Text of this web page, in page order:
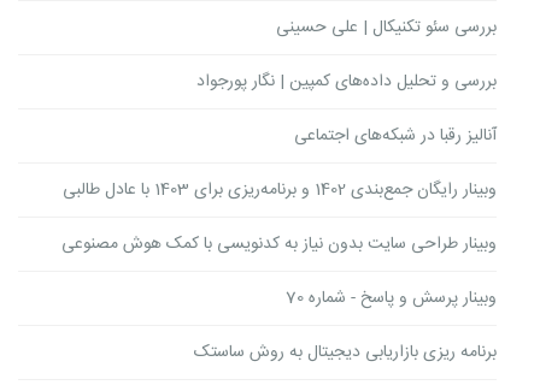
بررسی سئو تکنیکال | علی حسینی
بررسی و تحلیل داده‌های کمپین | نگار پورجواد
آنالیز رقبا در شبکه‌های اجتماعی
وبینار رایگان جمع‌بندی 1402 و برنامه‌ریزی برای 1403 با عادل طالبی
وبینار ‌طراحی سایت بدون نیاز به کدنویسی با کمک هوش مصنوعی
وبینار پرسش و پاسخ - شماره 70
برنامه ریزی بازاریابی دیجیتال به روش ساستک